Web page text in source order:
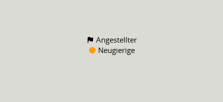
Angestellter
Neugierige